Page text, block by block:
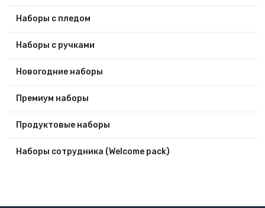
Наборы с пледом
Наборы с ручками
Новогодние наборы
Премиум наборы
Продуктовые наборы
Наборы сотрудника (Welcome pack)